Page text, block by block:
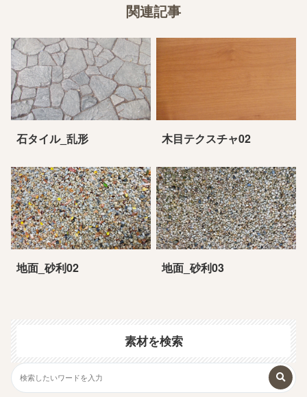
関連記事
石タイル_乱形 木目テクスチャ02
地面_砂利02 地面_砂利03
素材を検索